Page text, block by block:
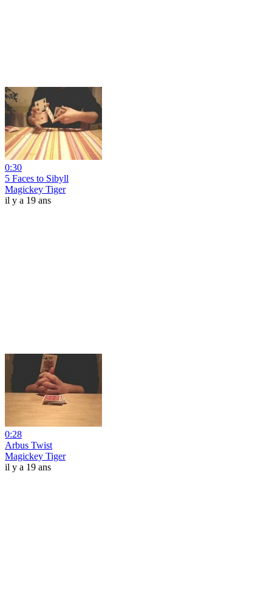
0:30
5 Faces to Sibyll
Magickey Tiger
il y a 19 ans
0:28
Arbus Twist
Magickey Tiger
il y a 19 ans